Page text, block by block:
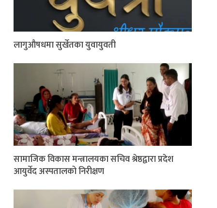
लागुऔषधमा सुर्खेतका युवायुवती
सामाजिक विकास मन्त्रालयका सचिव श्रेष्ठद्वारा प्रदेश
आयुर्वेद अस्पतालको निरीक्षण